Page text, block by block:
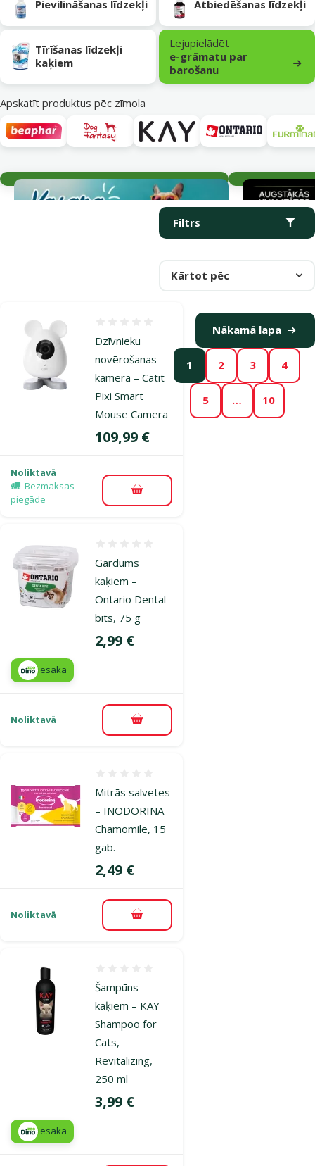
Pievilināšanas līdzekļi Atbiedēšanas līdzekļi
Tīrīšanas līdzekļi
kaķiem
Lejupielādēt
e-grāmatu par
barošanu
Apskatīt produktus pēc zīmola
Parametriskais filtrs
Filtrs
Atlasītie filtri
Kārtot pēc
Produkti kategorijā Kopšanas un higiēnas līdzekļi kaķiem
Dzīvnieku
novērošanas
kamera – Catit
Pixi Smart
Mouse Camera
Cena
109,99 €
Noliktavā
Bezmaksas
piegāde
Pievienot grozam
Gardums
kaķiem –
Ontario Dental
bits, 75 g
Cena
2,99 €
iesaka
Noliktavā Pievienot grozam
Mitrās salvetes
– INODORINA
Chamomile, 15
gab.
Cena
2,49 €
Noliktavā Pievienot grozam
Šampūns
kaķiem – KAY
Shampoo for
Cats,
Revitalizing,
250 ml
Cena
3,99 €
iesaka
1 2 3 4
5 … 10
Nākamā lapa